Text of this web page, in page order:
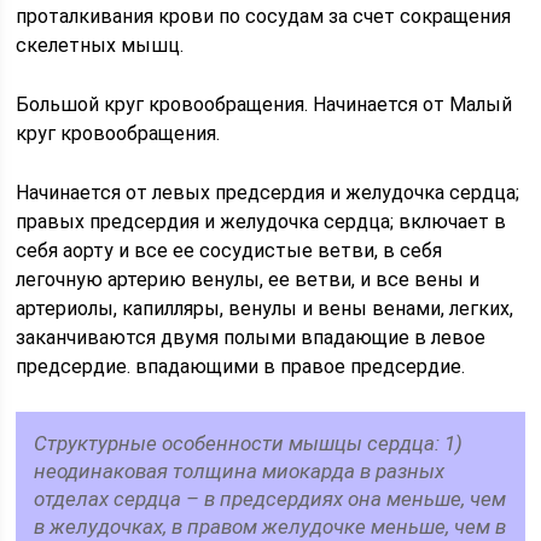
проталкивания крови по сосудам за счет сокращения
скелетных мышц.
Большой круг кровообращения. Начинается от Малый
круг кровообращения.
Начинается от левых предсердия и желудочка сердца;
правых предсердия и желудочка сердца; включает в
себя аорту и все ее сосудистые ветви, в себя
легочную артерию венулы, ее ветви, и все вены и
артериолы, капилляры, венулы и вены венами, легких,
заканчиваются двумя полыми впадающие в левое
предсердие. впадающими в правое предсердие.
Структурные особенности мышцы сердца: 1)
неодинаковая толщина миокарда в разных
отделах сердца – в предсердиях она меньше, чем
в желудочках, в правом желудочке меньше, чем в